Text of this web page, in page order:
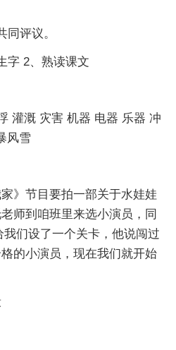
同评议。
字 2、熟读课文
灌溉 灾害 机器 电器 乐器 冲
风雪
》节目要拍一部关于水娃娃
师到咱班里来选小演员，同
们设了一个关卡，他说闯过
的小演员，现在我们就开始